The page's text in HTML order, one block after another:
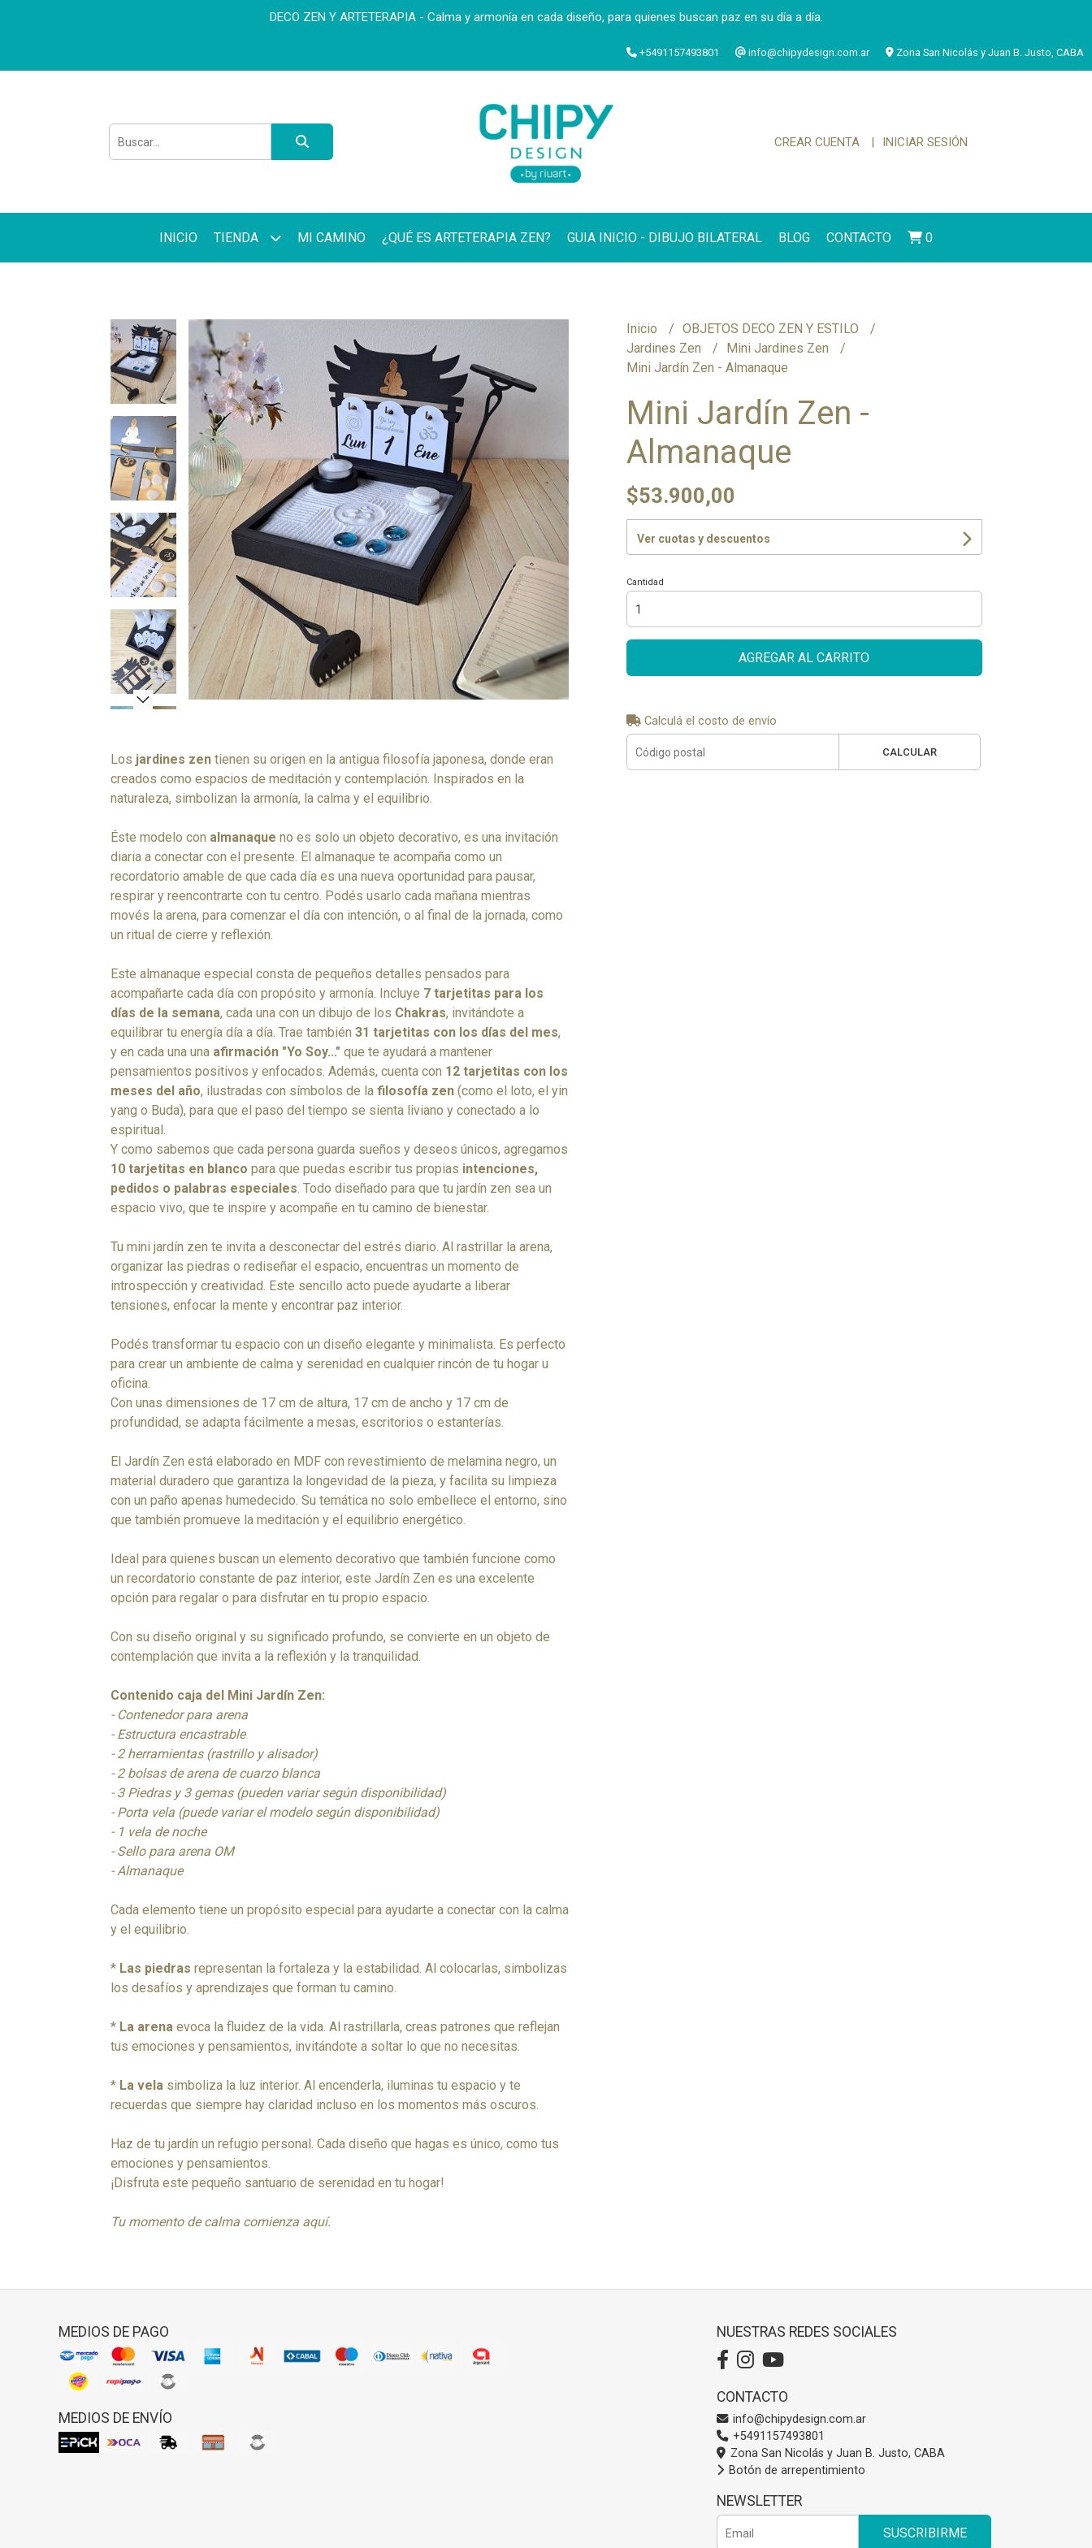
DECO ZEN Y ARTETERAPIA - Calma y armonía en cada diseño, para quienes buscan paz en su día a día.
+5491157493801 info@chipydesign.com.ar Zona San Nicolás y Juan B. Justo, CABA
CREAR CUENTA INICIAR SESIÓN
INICIO TIENDA MI CAMINO ¿QUÉ ES ARTETERAPIA ZEN? GUIA INICIO - DIBUJO BILATERAL BLOG CONTACTO 0
Los jardines zentienen su origen en la antigua filosofía japonesa, donde eran
creados como espacios de meditación y contemplación. Inspirados en la
naturaleza, simbolizan la armonía, la calma y el equilibrio.
Éste modelo con almanaque no es solo un objeto decorativo, es una invitación
diaria a conectar con el presente. El almanaque te acompaña como un
recordatorio amable de que cada día es una nueva oportunidad para pausar,
respirar y reencontrarte con tu centro. Podés usarlo cada mañana mientras
movés la arena, para comenzar el día con intención, o al final de la jornada, como
un ritual de cierre y reflexión.
Este almanaque especial consta de pequeños detalles pensados para
acompañarte cada día con propósito y armonía. Incluye 7 tarjetitas para los
días de la semana, cada una con un dibujo de los Chakras, invitándote a
equilibrar tu energía día a día. Trae también 31 tarjetitas con los días del mes,
y en cada una unaafirmación "Yo Soy..." que te ayudará a mantener
pensamientos positivos y enfocados. Además, cuenta con 12 tarjetitas con los
meses del año, ilustradas con símbolos de la filosofía zen(como el loto, el yin
yang o Buda), para que el paso del tiempo se sienta liviano y conectado a lo
espiritual.
Y como sabemos que cada persona guarda sueños y deseos únicos, agregamos
10 tarjetitas en blanco para que puedas escribir tus propias intenciones,
pedidos o palabras especiales. Todo diseñado para que tu jardín zen sea un
espacio vivo, que te inspire y acompañe en tu camino de bienestar.
Tu mini jardín zen te invita a desconectar del estrés diario. Al rastrillar la arena,
organizar las piedras o rediseñar el espacio, encuentras un momento de
introspección y creatividad. Este sencillo acto puede ayudarte a liberar
tensiones, enfocar la mente y encontrar paz interior.
Podés transformar tu espacio con un diseño elegante y minimalista. Es perfecto
para crear un ambiente de calma y serenidad en cualquier rincón de tu hogar u
oficina.
Con unas dimensiones de 17 cm de altura, 17 cm de ancho y 17 cm de
profundidad, se adapta fácilmente a mesas, escritorios o estanterías.
El Jardín Zen está elaborado en MDF con revestimiento de melamina negro, un
material duradero que garantiza la longevidad de la pieza, y facilita su limpieza
con un paño apenas humedecido. Su temática no solo embellece el entorno, sino
que también promueve la meditación y el equilibrio energético.
Ideal para quienes buscan un elemento decorativo que también funcione como
un recordatorio constante de paz interior, este Jardín Zen es una excelente
opción para regalar o para disfrutar en tu propio espacio.
Con su diseño original y su significado profundo, se convierte en un objeto de
contemplación que invita a la reflexión y la tranquilidad.
Contenido caja del Mini Jardín Zen:
- Contenedor para arena
- Estructura encastrable
- 2 herramientas (rastrillo y alisador)
- 2 bolsas de arena de cuarzo blanca
- 3 Piedras y 3 gemas (pueden variar según disponibilidad)
- Porta vela (puede variar el modelo según disponibilidad)
- 1 vela de noche
- Sello para arena OM
- Almanaque
Cada elemento tiene un propósito especial para ayudarte a conectar con la calma
y el equilibrio.
* Las piedras representan la fortaleza y la estabilidad. Al colocarlas, simbolizas
los desafíos y aprendizajes que forman tu camino.
* La arenaevoca la fluidez de la vida. Al rastrillarla, creas patrones que reflejan
tus emociones y pensamientos, invitándote a soltar lo que no necesitas.
* La velasimboliza la luz interior. Al encenderla, iluminas tu espacio y te
recuerdas que siempre hay claridad incluso en los momentos más oscuros.
Haz de tu jardín un refugio personal. Cada diseño que hagas es único, como tus
emociones y pensamientos.
¡Disfruta este pequeño santuario de serenidad en tu hogar!
Tu momento de calma comienza aquí.
Inicio
OBJETOS DECO ZEN Y ESTILO
Jardines Zen
Mini Jardines Zen
Mini Jardín Zen - Almanaque
Mini Jardín Zen -
Almanaque
$53.900,00
Ver cuotas y descuentos
Cantidad
AGREGAR AL CARRITO
Calculá el costo de envío
CALCULAR
MEDIOS DE PAGO
MEDIOS DE ENVÍO
NUESTRAS REDES SOCIALES
CONTACTO
info@chipydesign.com.ar
+5491157493801
Zona San Nicolás y Juan B. Justo, CABA
Botón de arrepentimiento
NEWSLETTER
SUSCRIBIRME